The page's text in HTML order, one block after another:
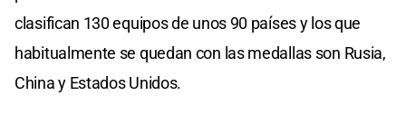
clasifican 130 equipos de unos 90 países y los que
habitualmente se quedan con las medallas son Rusia,
China y Estados Unidos.